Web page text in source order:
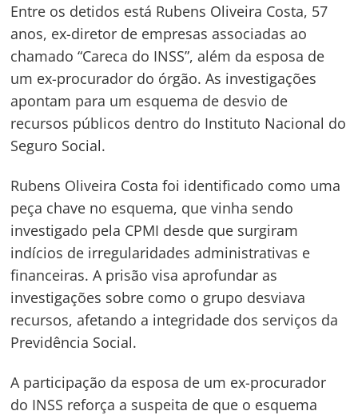
Entre os detidos está Rubens Oliveira Costa, 57
anos, ex-diretor de empresas associadas ao
chamado “Careca do INSS”, além da esposa de
um ex-procurador do órgão. As investigações
apontam para um esquema de desvio de
recursos públicos dentro do Instituto Nacional do
Seguro Social.
Rubens Oliveira Costa foi identificado como uma
peça chave no esquema, que vinha sendo
investigado pela CPMI desde que surgiram
indícios de irregularidades administrativas e
financeiras. A prisão visa aprofundar as
investigações sobre como o grupo desviava
recursos, afetando a integridade dos serviços da
Previdência Social.
A participação da esposa de um ex-procurador
do INSS reforça a suspeita de que o esquema